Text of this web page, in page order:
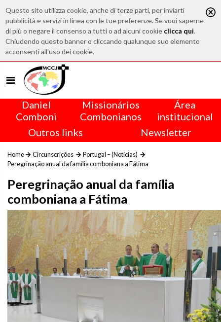
Questo sito utilizza cookie, anche di terze parti, per inviarti
pubblicità e servizi in linea con le tue preferenze. Se vuoi saperne
di più o negare il consenso a tutti o ad alcuni cookie clicca qui.
Chiudendo questo banner o cliccando qualunque suo elemento
acconsenti all'uso dei cookie.
Daniel
Comboni
Missionários
Combonianos
Área
institucional
Outros links
Newsletter
Home Circunscrições
Portugal – (Notícias)
Peregrinação anual da família comboniana a Fátima
Peregrinação anual da família
comboniana a Fátima